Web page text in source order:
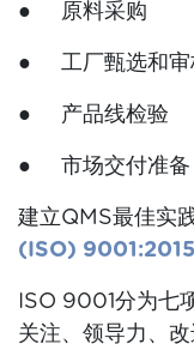
● 原料采购
● 工厂甄选和审
● 产品线检验
● 市场交付准备
建立QMS最佳实
(ISO) 9001:2015
ISO 9001分为七
关注、领导力、